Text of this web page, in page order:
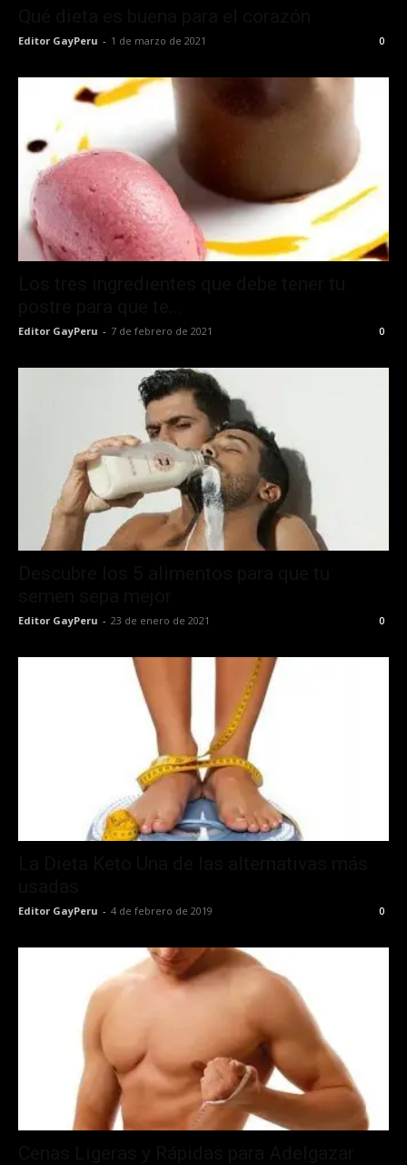
Editor GayPeru - 1 de marzo de 2021 0
Editor GayPeru - 7 de febrero de 2021 0
Editor GayPeru - 23 de enero de 2021 0
Editor GayPeru - 4 de febrero de 2019 0